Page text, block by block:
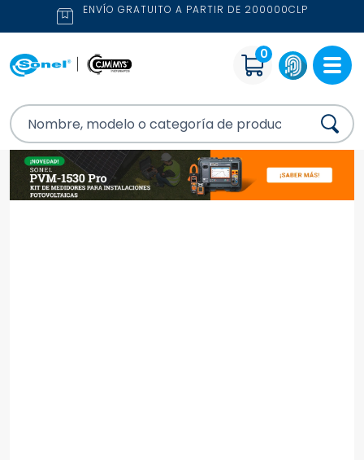
ENVÍO GRATUITO A PARTIR DE 200000CLP
0